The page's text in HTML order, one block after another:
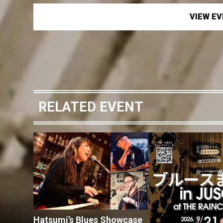
VIEW
RELATED EVENT
Hatsumi’s Blues Showcase